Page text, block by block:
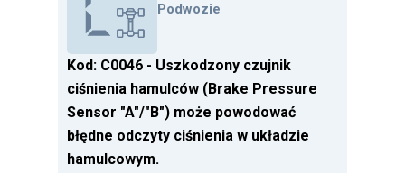
Podwozie
Kod: C0046 - Uszkodzony czujnik
ciśnienia hamulców (Brake Pressure
Sensor "A"/"B") może powodować
błędne odczyty ciśnienia w układzie
hamulcowym.